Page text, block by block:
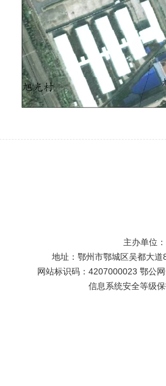
主办单位
地址：鄂州市鄂城区吴都大
网站标识码：4207000023 鄂公
信息系统安全等级